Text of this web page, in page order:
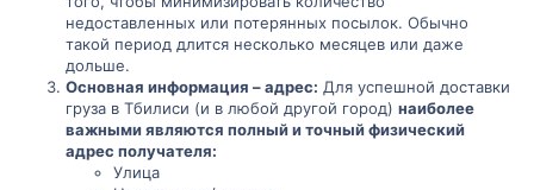
недоставленных или потерянных посылок. Обычно
такой период длится несколько месяцев или даже
дольше.
Основная информация – адрес: Для успешной доставки
груза в Тбилиси (и в любой другой город) наиболее
важными являются полный и точный физический
адрес получателя:
Улица